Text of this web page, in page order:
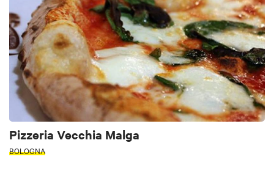
Pizzeria Vecchia Malga
BOLOGNA